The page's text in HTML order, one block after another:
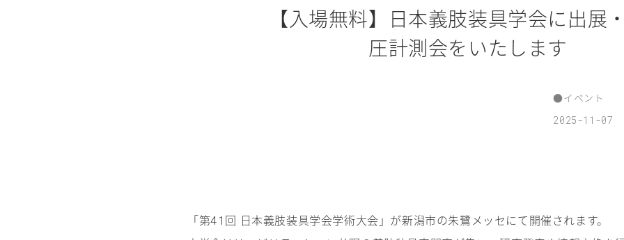
【入場無料】日本義肢装具学会に出展
圧計測会をいたします
●イベント
2025-11-07
「第41 回 日本義肢装具学会学術大会」が新潟市の朱鷺メッセにて開催されます。